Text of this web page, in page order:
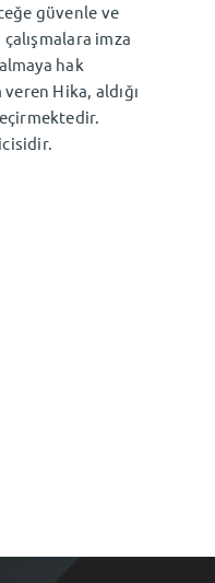
güvenle ve
imza
hak
Hika, aldığı